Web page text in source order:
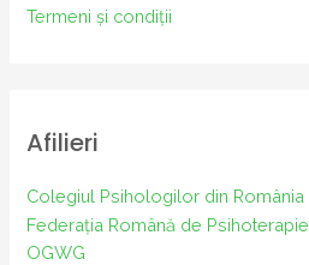
Termeni și condiții
Afilieri
Colegiul Psihologilor din România
Federația Română de Psihoterapie
OGWG